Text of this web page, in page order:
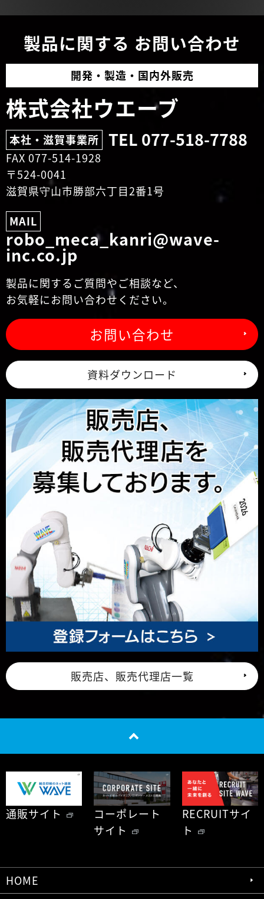
製品に関する お問い合わせ
開発・ 製造・ 国内外販売
株式会社ウエーブ
本社・滋賀事業所 TEL 077-518-7788
FAX 077-514-1928
〒524-0041
滋賀県守山市勝部六丁目2番1号
MAIL
robo_meca_kanri@wave-
inc.co.jp
製品に関するご質問やご相談など、
お気軽にお問い合わせください。
お問い合わせ
資料ダウンロード
販売店、販売代理店一覧
通販サイト
コーポレート
サイト
RECRUITサイ
ト
HOME